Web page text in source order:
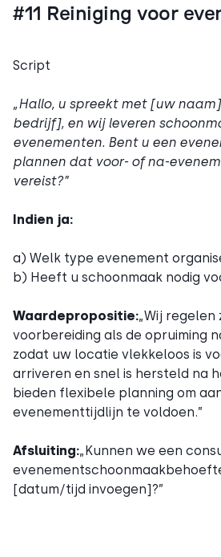
#11 Reiniging voor
Script
„Hallo, u spreekt met [uw
bedrijf], en wij leveren
evenementen. Bent u een
plannen dat voor- of na-
vereist?”
Indien ja:
a) Welk type evenement
b) Heeft u schoonmaak nodig
Waardepropositie:„Wij regelen
voorbereiding als de opruiming
zodat uw locatie vlekkeloos is
arriveren en snel is hersteld na
bieden flexibele planning om
evenementtijdlijn te voldoen.”
Afsluiting:„Kunnen we een
[datum/tijd invoegen]?”